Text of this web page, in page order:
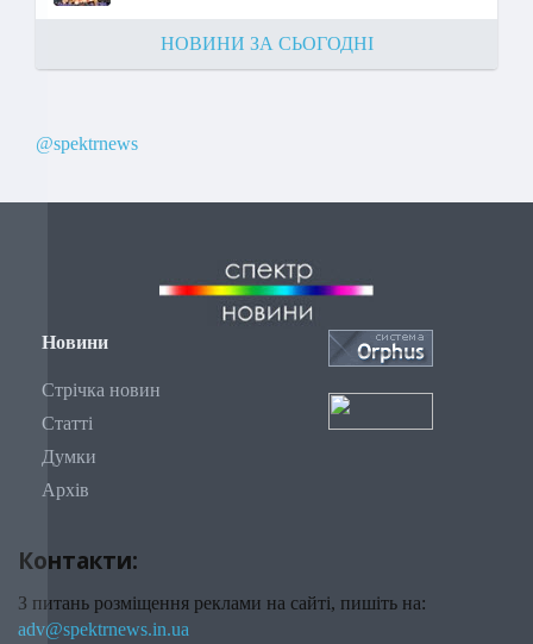
НОВИНИ ЗА СЬОГОДНІ
@spektrnews
Новини
Стрічка новин
Статті
Думки
Архів
Контакти:
З питань розміщення реклами на сайті, пишіть на:
adv@spektrnews.in.ua